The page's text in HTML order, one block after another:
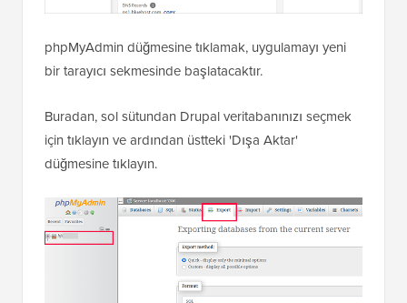
phpMyAdmin düğmesine tıklamak, uygulamayı yeni
bir tarayıcı sekmesinde başlatacaktır.
Buradan, sol sütundan Drupal veritabanınızı seçmek
için tıklayın ve ardından üstteki 'Dışa Aktar'
düğmesine tıklayın.